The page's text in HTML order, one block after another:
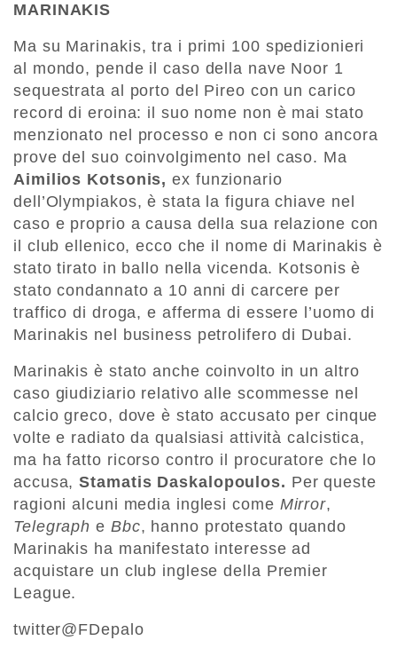
MARINAKIS
Ma su Marinakis, tra i primi 100 spedizionieri
al mondo, pende il caso della nave Noor 1
sequestrata al porto del Pireo con un carico
record di eroina: il suo nome non è mai stato
menzionato nel processo e non ci sono ancora
prove del suo coinvolgimento nel caso. Ma
Aimilios Kotsonis, ex funzionario
dell’Olympiakos, è stata la figura chiave nel
caso e proprio a causa della sua relazione con
il club ellenico, ecco che il nome di Marinakis è
stato tirato in ballo nella vicenda. Kotsonis è
stato condannato a 10 anni di carcere per
traffico di droga, e afferma di essere l’uomo di
Marinakis nel business petrolifero di Dubai.
Marinakis è stato anche coinvolto in un altro
caso giudiziario relativo alle scommesse nel
calcio greco, dove è stato accusato per cinque
volte e radiato da qualsiasi attività calcistica,
ma ha fatto ricorso contro il procuratore che lo
accusa,Stamatis Daskalopoulos. Per queste
ragioni alcuni media inglesi come Mirror,
Telegraph e Bbc, hanno protestato quando
Marinakis ha manifestato interesse ad
acquistare un club inglese della Premier
League.
twitter@FDepalo